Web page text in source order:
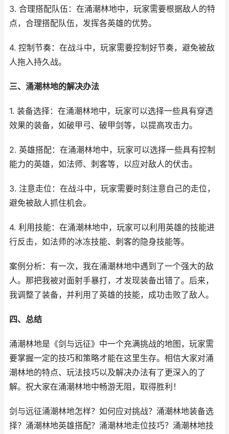
3. 合理搭配队伍：在涌潮林地中，玩家需要根据敌人的特
点，合理搭配队伍，发挥各英雄的优势。
4. 控制节奏：在战斗中，玩家需要控制好节奏，避免被敌
人拖入持久战。
三、涌潮林地的解决办法
1. 装备选择：在涌潮林地中，玩家可以选择一些具有穿透
效果的装备，如破甲弓、破甲剑等，以提高攻击力。
2. 英雄搭配：在涌潮林地中，玩家可以选择一些具有控制
能力的英雄，如法师、刺客等，以应对敌人的伏击。
3. 注意走位：在战斗中，玩家需要时刻注意自己的走位，
避免被敌人抓住机会。
4. 利用技能：在涌潮林地中，玩家可以利用英雄的技能进
行反击，如法师的冰冻技能、刺客的隐身技能等。
案例分析：有一次，我在涌潮林地中遇到了一个强大的敌
人。那把我被对面射手暴打，才发现装备出错了。后来，
我调整了装备，并利用了英雄的技能，成功击败了敌人。
四、总结
涌潮林地是《剑与远征》中一个充满挑战的地图，玩家需
要掌握一定的技巧和策略才能在这里生存。相信大家对涌
潮林地的特点、玩法技巧以及解决办法有了更深入的了
解。祝大家在涌潮林地中畅游无阻，取得胜利！
剑与远征涌潮林地怎样？如何应对挑战？涌潮林地装备选
择？涌潮林地英雄搭配？涌潮林地走位技巧？涌潮林地技